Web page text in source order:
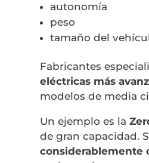
autonomía
peso
tamaño del
Fabricantes
eléctricas más
modelos de media
Un ejemplo es la
de gran capacidad.
considerablemente